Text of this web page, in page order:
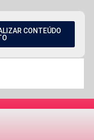
CONTEÚDO